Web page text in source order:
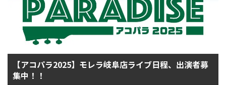
【アコパラ2025】モレラ岐阜店ライブ日程、出演者募
集中！！